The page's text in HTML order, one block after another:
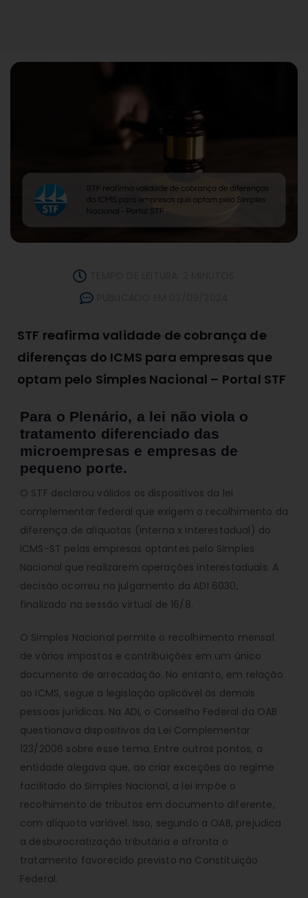
STF reafirma validade de cobrança de
diferenças do ICMS para empresas que
optam pelo Simples Nacional – Portal STF
Para o Plenário, a lei não viola o
tratamento diferenciado das
microempresas e empresas de
pequeno porte.
O STF declarou válidos os dispositivos da lei
complementar federal que exigem o recolhimento da
diferença de alíquotas (interna x interestadual) do
ICMS-ST pelas empresas optantes pelo Simples
Nacional que realizarem operações interestaduais. A
decisão ocorreu no julgamento da ADI 6030,
finalizado na sessão virtual de 16/8.
O Simples Nacional permite o recolhimento mensal
de vários impostos e contribuições em um único
documento de arrecadação. No entanto, em relação
ao ICMS, segue a legislação aplicável às demais
pessoas jurídicas. Na ADI, o Conselho Federal da OAB
questionava dispositivos da Lei Complementar
123/2006 sobre esse tema. Entre outros pontos, a
entidade alegava que, ao criar exceções ao regime
facilitado do Simples Nacional, a lei impõe o
recolhimento de tributos em documento diferente,
com alíquota variável. Isso, segundo a OAB, prejudica
a desburocratização tributária e afronta o
tratamento favorecido previsto na Constituição
Federal.